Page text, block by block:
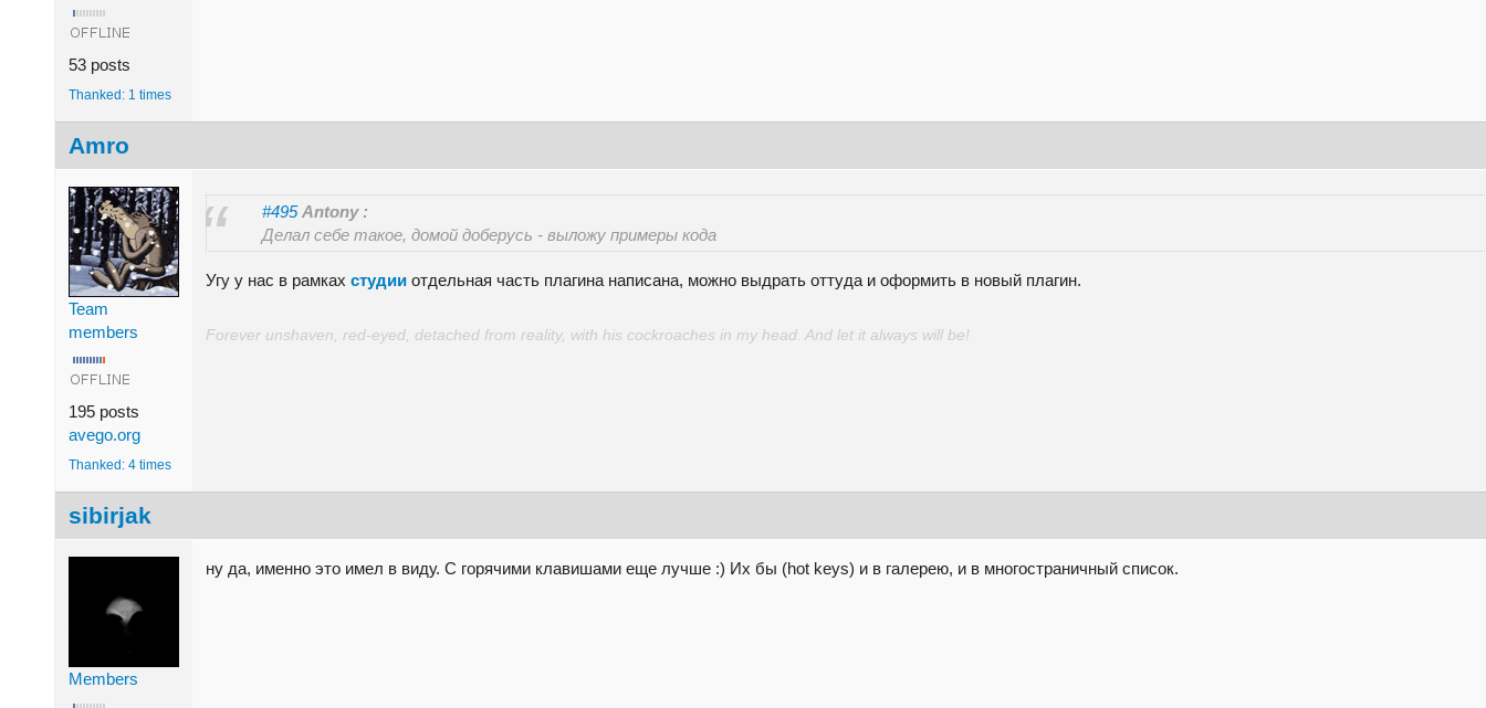
53 posts
Thanked: 1 times
Amro
Team
members
195 posts
avego.org
Thanked: 4 times
#495 Antony :
Делал себе такое, домой доберусь - выложу примеры кода
Угу у нас в рамках студии отдельная часть плагина написана, можно выдрать оттуда и оформить в новый плагин.
Forever unshaven, red-eyed, detached from reality, with his cockroaches in my head. And let it always will be!
sibirjak
Members
ну да, именно это имел в виду. С горячими клавишами еще лучше :) Их бы (hot keys) и в галерею, и в многостраничный список.